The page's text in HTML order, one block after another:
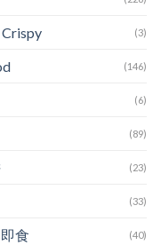
(3)
(146)
(6)
(89)
(23)
(33)
食 (40)